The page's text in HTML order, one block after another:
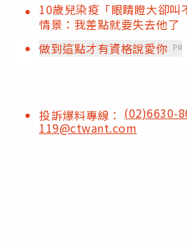
10歲兒染疫「眼睛瞪大卻
情景：我差點就要失去他了
做到這點才有資格說愛你 PR
投訴爆料專線： (02)6630-
119@ctwant.com